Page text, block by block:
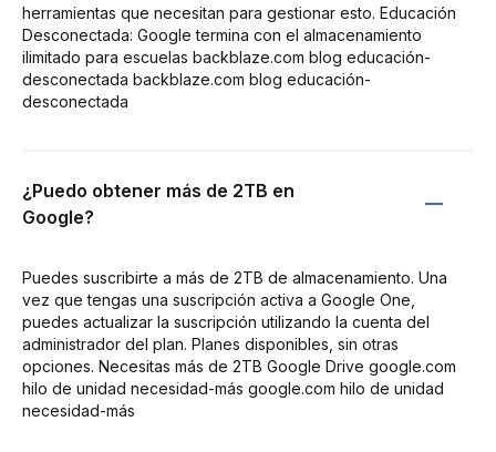
herramientas que necesitan para gestionar esto. Educación
Desconectada: Google termina con el almacenamiento
ilimitado para escuelas backblaze.com blog educación-
desconectada backblaze.com blog educación-
desconectada
¿Puedo obtener más de 2TB en
Google?
Puedes suscribirte a más de 2TB de almacenamiento. Una
vez que tengas una suscripción activa a Google One,
puedes actualizar la suscripción utilizando la cuenta del
administrador del plan. Planes disponibles, sin otras
opciones. Necesitas más de 2TB Google Drive google.com
hilo de unidad necesidad-más google.com hilo de unidad
necesidad-más